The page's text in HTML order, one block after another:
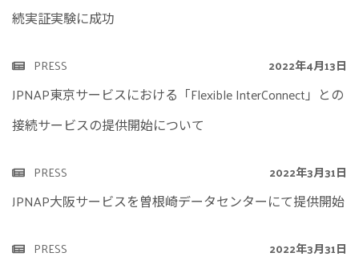
続実証実験に成功
PRESS 2022年4月13日
JPNAP東京サービスにおける「Flexible InterConnect」との
接続サービスの提供開始について
PRESS 2022年3月31日
JPNAP大阪サービスを曽根崎データセンターにて提供開始
PRESS 2022年3月31日